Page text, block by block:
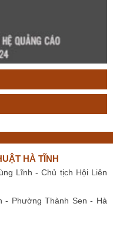
HÀ TĨNH
Lĩnh - Chủ tịch Hội Liên
- Phường Thành Sen - Hà